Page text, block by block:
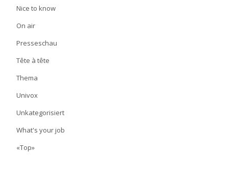
Nice to know
On air
Presseschau
Tête à tête
Thema
Univox
Unkategorisiert
What's your job
«Top»